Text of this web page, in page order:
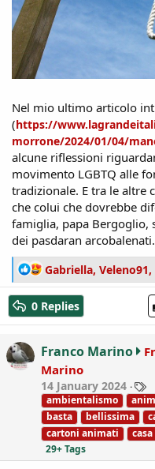
Nel mio ultimo articolo
(https://
morrone/2024/01/04/
alcune riflessioni
movimento LGBTQ alle
tradizionale. E tra le altre
che colui che dovrebbe
famiglia, papa Bergoglio,
dei pasdaran
R
e
a
c
t
i
o
n
s
:
Gabriella, Veleno91,
0 Replies
Franco Marino
Marino
14 January 2024
T
a
g
s
ambientalismo
basta
bellissima
cartoni animati
casa
29+ Tags